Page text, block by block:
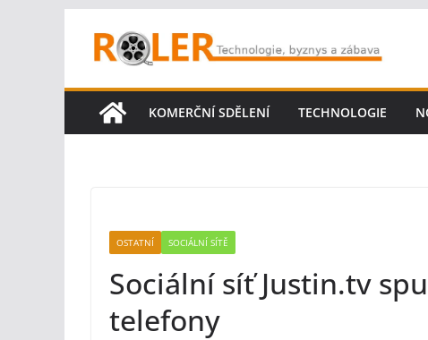
KOMERČNÍ SDĚLENÍ TECHNOLOGIE
OSTATNÍ SOCIÁLNÍ SÍTĚ
Sociální síť Justin.tv
telefony